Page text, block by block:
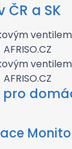
ČR a SK
pro